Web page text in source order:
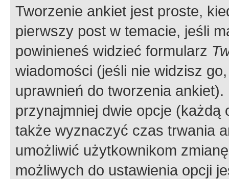
Tworzenie ankiet jest proste,
pierwszy post w temacie, jeśli
powinieneś widzieć formularz
wiadomości (jeśli nie widzisz
uprawnień do tworzenia
przynajmniej dwie opcje
także wyznaczyć czas trwania
umożliwić użytkownikom
możliwych do ustawienia opcji